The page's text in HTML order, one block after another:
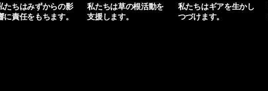
たちはみずからの影
に責任をもちます。
私たちは草の根活動を
支援します。
私たちはギアを生かし
つづけます。